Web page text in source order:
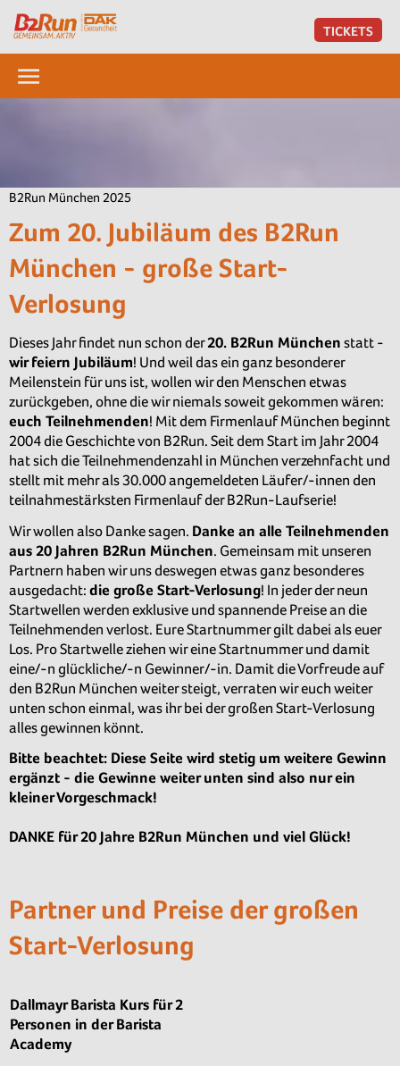
TICKETS
B2Run München 2025
Zum 20. Jubiläum des B2Run
München - große Start-
Verlosung
Dieses Jahr findet nun schon der20. B2Run München statt -
wir feiern Jubiläum! Und weil das ein ganz besonderer
Meilenstein für uns ist, wollen wir den Menschen etwas
zurückgeben, ohne die wir niemals soweit gekommen wären:
euch Teilnehmenden! Mit dem Firmenlauf München beginnt
2004 die Geschichte von B2Run. Seit dem Start im Jahr 2004
hat sich die Teilnehmendenzahl in München verzehnfacht und
stellt mit mehr als 30.000 angemeldeten Läufer/-innen den
teilnahmestärksten Firmenlauf der B2Run-Laufserie!
Wir wollen also Danke sagen. Danke an alle Teilnehmenden
aus 20 Jahren B2Run München. Gemeinsam mit unseren
Partnern haben wir uns deswegen etwas ganz besonderes
ausgedacht: die große Start-Verlosung! In jeder der neun
Startwellen werden exklusive und spannende Preise an die
Teilnehmenden verlost. Eure Startnummer gilt dabei als euer
Los. Pro Startwelle ziehen wir eine Startnummer und damit
eine/-n glückliche/-n Gewinner/-in. Damit die Vorfreude auf
den B2Run München weiter steigt, verraten wir euch weiter
unten schon einmal, was ihr bei der großen Start-Verlosung
alles gewinnen könnt.
Bitte beachtet: Diese Seite wird stetig um weitere Gewinn
ergänzt - die Gewinne weiter unten sind also nur ein
kleiner Vorgeschmack!
DANKE für 20 Jahre B2Run München und viel Glück!
Partner und Preise der großen
Start-Verlosung
Dallmayr Barista Kurs für 2
Personen in der Barista
Academy